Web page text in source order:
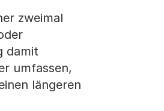
zweimal
damit
umfassen,
längeren